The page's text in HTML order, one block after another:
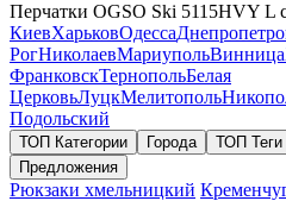
Перчатки OGSO Ski 5115HVY L
КиевХарьковОдесса
РогНиколаевМариупольВинница
ФранковскТернопольБелая
ЦерковьЛуцкМелитополь
Подольский
ТОП Категории Города ТОП Теги
Предложения
Рюкзаки хмельницкий